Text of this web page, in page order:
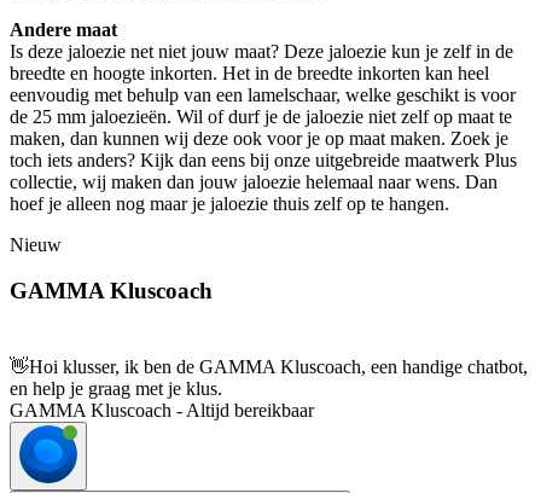
Andere maat
Is deze jaloezie net niet jouw maat? Deze jaloezie kun je zelf in de
breedte en hoogte inkorten. Het in de breedte inkorten kan heel
eenvoudig met behulp van een lamelschaar, welke geschikt is voor
de 25 mm jaloezieën. Wil of durf je de jaloezie niet zelf op maat te
maken, dan kunnen wij deze ook voor je op maat maken. Zoek je
toch iets anders? Kijk dan eens bij onze uitgebreide maatwerk Plus
collectie, wij maken dan jouw jaloezie helemaal naar wens. Dan
hoef je alleen nog maar je jaloezie thuis zelf op te hangen.
Nieuw
GAMMA Kluscoach
👋Hoi klusser, ik ben de GAMMA Kluscoach, een handige chatbot,
en help je graag met je klus.
GAMMA Kluscoach - Altijd bereikbaar